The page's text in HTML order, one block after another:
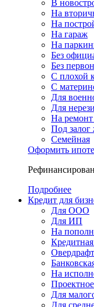
В
На
На
На гараж
На
Без
Без
С плохой
С
Для
Для
На
Под
Семейная
Оформить
Подробнее
Кредит для
Для ООО
Для ИП
На
Овердрафт
На
Для
Для